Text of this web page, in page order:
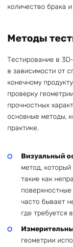
количество брака
Методы
Тестирование в
в зависимости от
конечному
проверку
прочностных
основные методы,
практике.
Визуальный
метод,
такие как
часто бывает
где требуется
геометрии